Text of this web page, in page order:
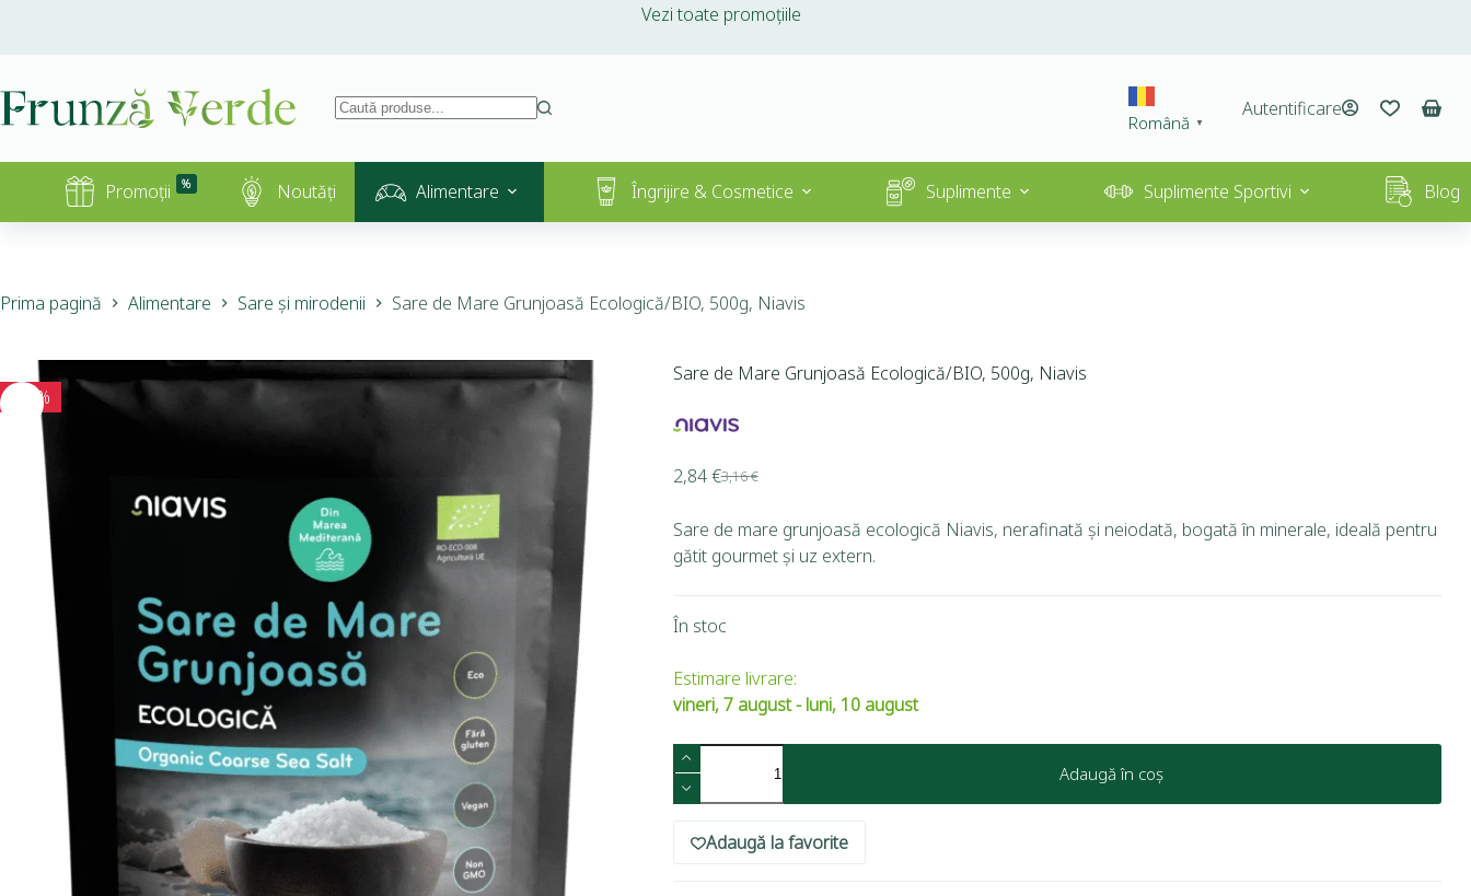
Vezi toate promoțiile
Română ▼
Autentificare
Promoții % Noutăți Alimentare Îngrijire & Cosmetice Suplimente Suplimente Sportivi Blog
Prima pagină Alimentare Sare și mirodenii Sare de Mare Grunjoasă Ecologică/BIO, 500g, Niavis
-10%
Sare de Mare Grunjoasă Ecologică/BIO, 500g, Niavis
3,16€
2,84€
Sare de mare grunjoasă ecologică Niavis, nerafinată și neiodată, bogată în minerale, ideală pentru
gătit gourmet și uz extern.
În stoc
Estimare livrare:
vineri, 7 august - luni, 10 august
Adaugă în coș
Adaugă la favorite